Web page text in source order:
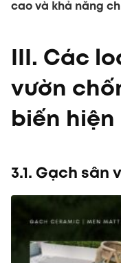
cao và khả năng
III. Các
vườn
biến hiện
3.1. Gạch sân